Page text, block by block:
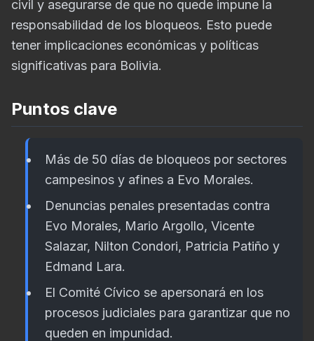
civil y asegurarse de que no quede impune la
responsabilidad de los bloqueos. Esto puede
tener implicaciones económicas y políticas
significativas para Bolivia.
Puntos clave
Más de 50 días de bloqueos por sectores
campesinos y afines a Evo Morales.
Denuncias penales presentadas contra
Evo Morales, Mario Argollo, Vicente
Salazar, Nilton Condori, Patricia Patiño y
Edmand Lara.
El Comité Cívico se apersonará en los
procesos judiciales para garantizar que no
queden en impunidad.